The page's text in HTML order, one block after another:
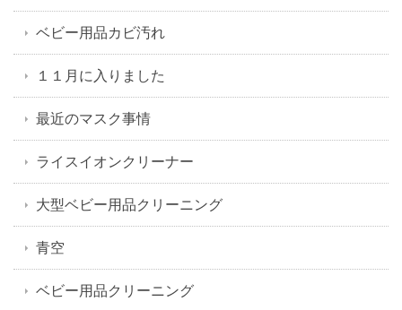
ベビー用品カビ汚れ
１１月に入りました
最近のマスク事情
ライスイオンクリーナー
大型ベビー用品クリーニング
青空
ベビー用品クリーニング